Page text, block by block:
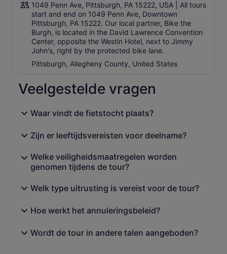
1049 Penn Ave, Pittsburgh, PA 15222, USA | All tours
start and end on 1049 Penn Ave, Downtown
Pittsburgh, PA 15222. Our local partner, Bike the
Burgh, is located in the David Lawrence Convention
Center, opposite the Westin Hotel, next to Jimmy
John's, right by the protected bike lane.
Pittsburgh, Allegheny County, United States
Veelgestelde vragen
Waar vindt de fietstocht plaats?
Zijn er leeftijdsvereisten voor deelname?
Welke veiligheidsmaatregelen worden
genomen tijdens de tour?
Welk type uitrusting is vereist voor de tour?
Hoe werkt het annuleringsbeleid?
Wordt de tour in andere talen aangeboden?